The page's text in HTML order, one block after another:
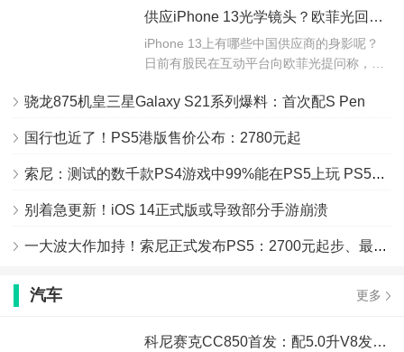
供应iPhone 13光学镜头？欧菲光回应：已被苹果终止采购和订单合作
iPhone 13上有哪些中国供应商的身影呢？
日前有股民在互动平台向欧菲光提问称，
骁龙875机皇三星Galaxy S21系列爆料：首次配S Pen
国行也近了！PS5港版售价公布：2780元起
索尼：测试的数千款PS4游戏中99%能在PS5上玩 PS5价格很早就确定
别着急更新！iOS 14正式版或导致部分手游崩溃
一大波大作加持！索尼正式发布PS5：2700元起步、最快11月买到
汽车 更多
科尼赛克CC850首发：配5.0升V8发动机 全球动力最强手动挡量产车